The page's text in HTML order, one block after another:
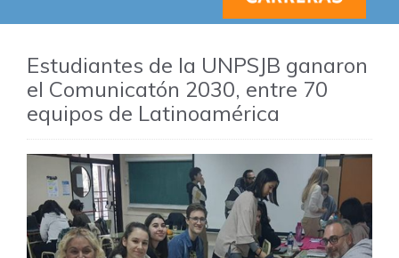
Estudiantes de la UNPSJB ganaron
el Comunicatón 2030, entre 70
equipos de Latinoamérica